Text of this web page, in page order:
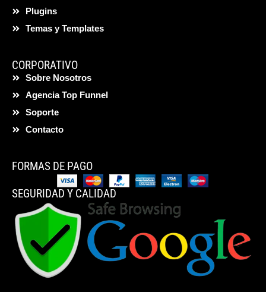
Plugins
Temas y Templates
CORPORATIVO
Sobre Nosotros
Agencia Top Funnel
Soporte
Contacto
FORMAS DE PAGO
SEGURIDAD Y CALIDAD